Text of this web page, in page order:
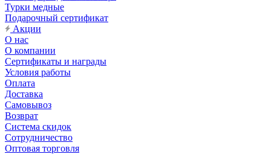
Турки медные
Подарочный сертификат
Акции
О нас
О компании
Сертификаты и награды
Условия работы
Оплата
Доставка
Самовывоз
Возврат
Система скидок
Сотрудничество
Оптовая торговля